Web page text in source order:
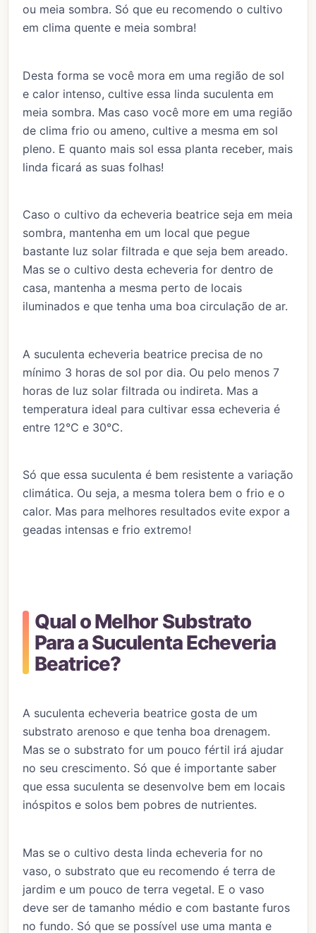
ou meia sombra. Só que eu recomendo o cultivo
em clima quente e meia sombra!
Desta forma se você mora em uma região de sol
e calor intenso, cultive essa linda suculenta em
meia sombra. Mas caso você more em uma região
de clima frio ou ameno, cultive a mesma em sol
pleno. E quanto mais sol essa planta receber, mais
linda ficará as suas folhas!
Caso o cultivo da echeveria beatrice seja em meia
sombra, mantenha em um local que pegue
bastante luz solar filtrada e que seja bem areado.
Mas se o cultivo desta echeveria for dentro de
casa, mantenha a mesma perto de locais
iluminados e que tenha uma boa circulação de ar.
A suculenta echeveria beatrice precisa de no
mínimo 3 horas de sol por dia. Ou pelo menos 7
horas de luz solar filtrada ou indireta. Mas a
temperatura ideal para cultivar essa echeveria é
entre 12°C e 30°C.
Só que essa suculenta é bem resistente a variação
climática. Ou seja, a mesma tolera bem o frio e o
calor. Mas para melhores resultados evite expor a
geadas intensas e frio extremo!
Qual o Melhor Substrato
Para a Suculenta Echeveria
Beatrice?
A suculenta echeveria beatrice gosta de um
substrato arenoso e que tenha boa drenagem.
Mas se o substrato for um pouco fértil irá ajudar
no seu crescimento. Só que é importante saber
que essa suculenta se desenvolve bem em locais
inóspitos e solos bem pobres de nutrientes.
Mas se o cultivo desta linda echeveria for no
vaso, o substrato que eu recomendo é terra de
jardim e um pouco de terra vegetal. E o vaso
deve ser de tamanho médio e com bastante furos
no fundo. Só que se possível use uma manta e